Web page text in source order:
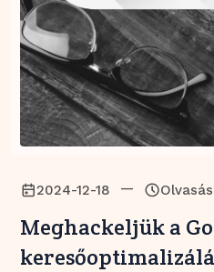
2024-12-18 —
Meghackeljük a